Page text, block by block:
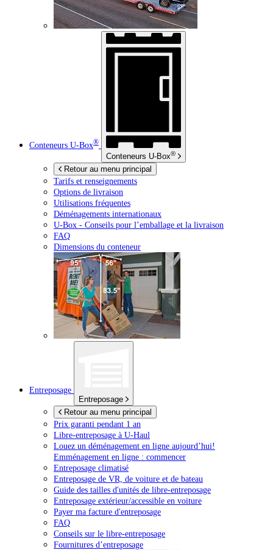
Conteneurs U-Box®
Conteneurs U-Box®
Retour au menu principal
Tarifs et renseignements
Options de livraison
Utilisations fréquentes
Déménagements internationaux
U-Box - Conseils pour l’emballage et la livraison
FAQ
Dimensions du conteneur
Entreposage
Entreposage
Retour au menu principal
Prix garanti pendant 1 an
Libre-entreposage à U-Haul
Louez un déménagement en ligne aujourd’hui!
Emménagement en ligne : commencer
Entreposage climatisé
Entreposage de VR, de voiture et de bateau
Guide des tailles d'unités de libre-entreposage
Entreposage extérieur/accessible en voiture
Payer ma facture d'entreposage
FAQ
Conseils sur le libre-entreposage
Fournitures d’entreposage